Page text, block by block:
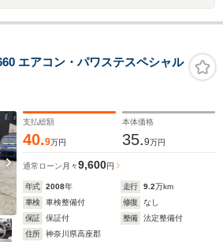
エアコン・パワステスペシャル
支払総額
40.9万円
本体価格
35.9万円
通常ローン 月々9,600円
年式 2008年 走行 9.2万km
車検
車検整備付 修復
なし
保証
保証付 整備
法定整備付
住所
神奈川県高座郡